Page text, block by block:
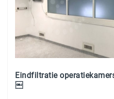
Eindfiltratie
￼